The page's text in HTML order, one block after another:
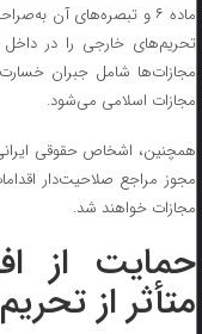
ماده ۶ و تبصره‌های آن
تحریم‌های خارجی را در
مجازات‌ها شامل جبران
مجازات اسلامی می‌شود.
همچنین، اشخاص حقوقی ایرانی
مجوز مراجع صلاحیت‌دار
مجازات خواهند شد.
حمایت از
متأثر از تحریم